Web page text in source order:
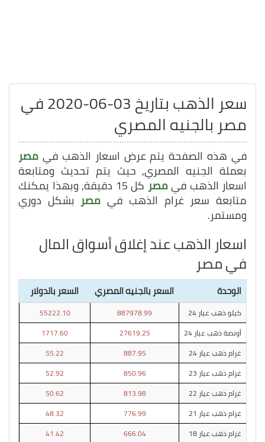
سعر الذهب بتاريخ 03-06-2020 في
مصر بالجنيه المصري
في هذه الصفحة يتم عرض اسعار الذهب في مصر
بعملة الجنيه المصري, حيث يتم تحديث ومتابعة
اسعار الذهب فيمصر كل 15 دقيقة, وبهذا يمكنك
متابعة سعر غرام الذهب في مصربشكل دوري
ومستمر.
اسعار الذهب عند إغلاق أسواق المال
في مصر
الوحدة السعر بالجنيه المصري السعر بالدولار
كيلو ذهب عيار 24 887978.99
55222.10
أونصة ذهب عيار 24
27619.25
1717.60
غرام ذهب عيار 24
887.95
55.22
غرام ذهب عيار 23
850.96
52.92
غرام ذهب عيار 22
813.98
50.62
غرام ذهب عيار 21
776.99
48.32
غرام ذهب عيار 18
666.04
41.42